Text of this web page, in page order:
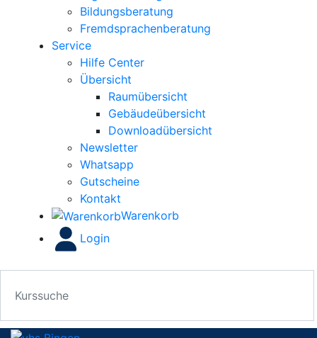
Bildungsberatung
Fremdsprachenberatung
Service
Hilfe Center
Übersicht
Raumübersicht
Gebäudeübersicht
Downloadübersicht
Newsletter
Whatsapp
Gutscheine
Kontakt
Warenkorb
Login